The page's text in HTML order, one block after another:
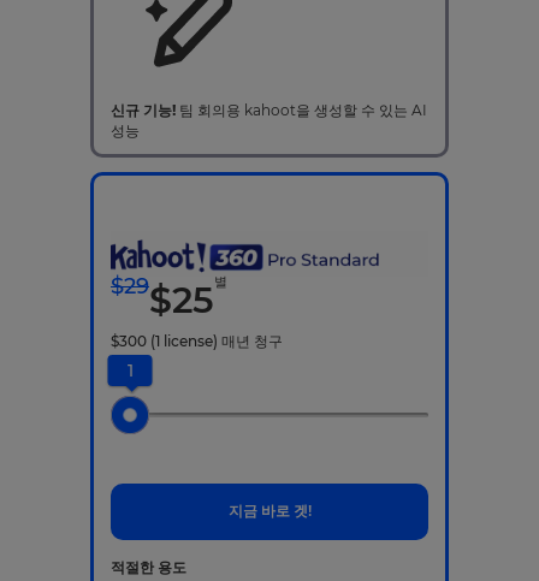
신규 기능! 팀 회의용 kahoot을 생성할 수 있는 AI
성능
$29$25별
$300 (1 license) 매년 청구
1
지금 바로 겟!
적절한 용도